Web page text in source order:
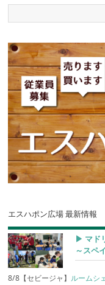
エスハポン広場 最新情報
▶︎ マド
～スペ
8/8【セビージャ】 ルームシ